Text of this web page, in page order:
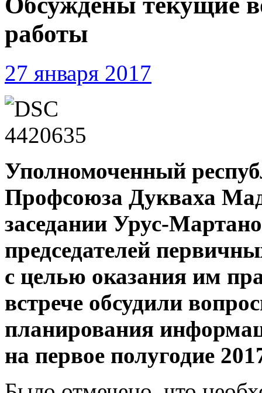
работы
27 января 2017
Уполномоченный
Профсоюза Дукваха
заседании Урус-
председателей
с целью оказания им
встрече обсудили
планирования
на первое полугодие